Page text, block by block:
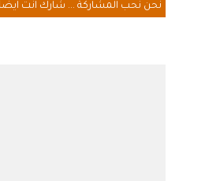
نحن نحب المشاركة ... شارك انت